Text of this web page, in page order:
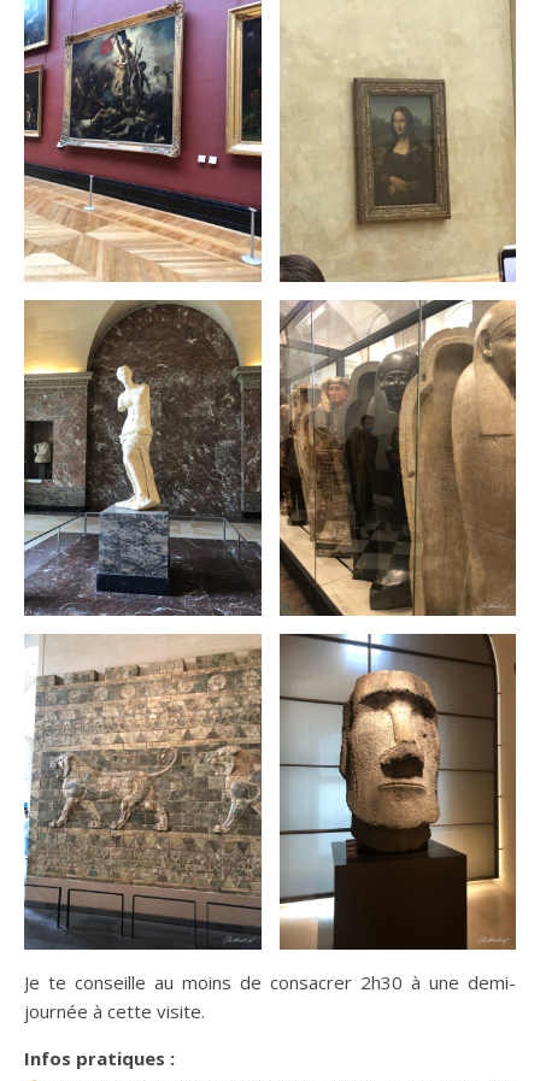
Je te conseille au moins de consacrer 2h30 à une demi-
journée à cette visite.
Infos pratiques :